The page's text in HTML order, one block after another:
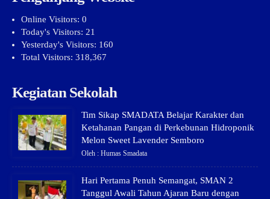
Online Visitors: 0
Today's Visitors: 21
Yesterday's Visitors: 160
Total Visitors: 318,367
Kegiatan Sekolah
Tim Sikap SMADATA Belajar Karakter dan
Ketahanan Pangan di Perkebunan Hidroponik
Melon Sweet Lavender Semboro
Oleh : Humas Smadata
Hari Pertama Penuh Semangat, SMAN 2
Tanggul Awali Tahun Ajaran Baru dengan